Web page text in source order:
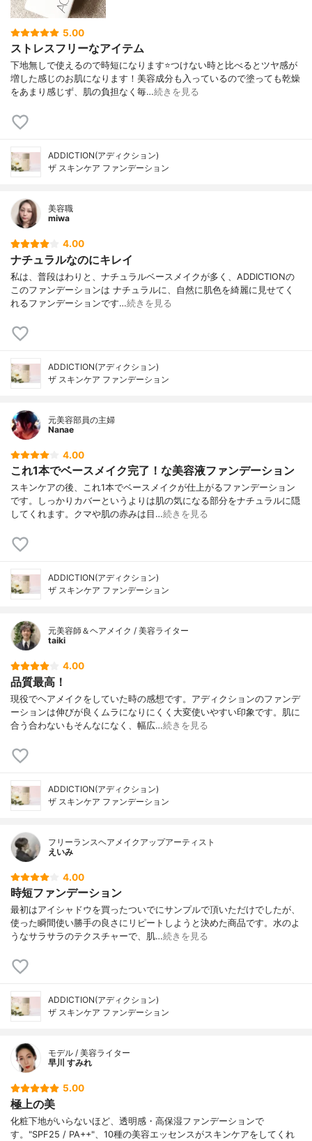
5.00
ストレスフリーなアイテム
下地無しで使えるので時短になります⭐️つけない時と比べるとツヤ感が
増した感じのお肌になります！美容成分も入っているので塗っても乾燥
をあまり感じず、肌の負担なく毎…続きを見る
ADDICTION(アディクション)
ザ スキンケア ファンデーション
美容職
miwa
4.00
ナチュラルなのにキレイ
私は、普段はわりと、ナチュラルベースメイクが多く、ADDICTIONの
このファンデーションは ナチュラルに、自然に肌色を綺麗に見せてく
れるファンデーションです…続きを見る
ADDICTION(アディクション)
ザ スキンケア ファンデーション
元美容部員の主婦
Nanae
4.00
これ1本でベースメイク完了！な美容液ファンデーション
スキンケアの後、これ1本でベースメイクが仕上がるファンデーション
です。しっかりカバーというよりは肌の気になる部分をナチュラルに隠
してくれます。クマや肌の赤みは目…続きを見る
ADDICTION(アディクション)
ザ スキンケア ファンデーション
元美容師＆ヘアメイク / 美容ライター
taiki
4.00
品質最高！
現役でヘアメイクをしていた時の感想です。アディクションのファンデ
ーションは伸びが良くムラになりにくく大変使いやすい印象です。肌に
合う合わないもそんなになく、幅広…続きを見る
ADDICTION(アディクション)
ザ スキンケア ファンデーション
フリーランスヘアメイクアップアーティスト
えいみ
4.00
時短ファンデーション
最初はアイシャドウを買ったついでにサンプルで頂いただけでしたが、
使った瞬間使い勝手の良さにリピートしようと決めた商品です。水のよ
うなサラサラのテクスチャーで、肌…続きを見る
ADDICTION(アディクション)
ザ スキンケア ファンデーション
モデル / 美容ライター
早川 すみれ
5.00
極上の美
化粧下地がいらないほど、透明感・高保湿ファンデーションで
す。"SPF25 / PA++"、10種の美容エッセンスがスキンケアをしてくれ